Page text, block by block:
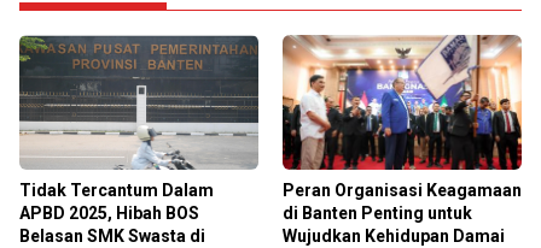
Tidak Tercantum Dalam
APBD 2025, Hibah BOS
Belasan SMK Swasta di
Peran Organisasi Keagamaan
di Banten Penting untuk
Wujudkan Kehidupan Damai